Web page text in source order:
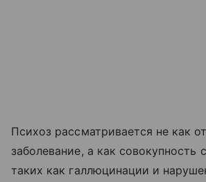
Психоз рассматривается не как
заболевание, а как совокупность
таких как галлюцинации и